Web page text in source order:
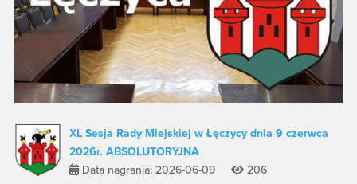
XL Sesja Rady Miejskiej w Łęczycy dnia 9 czerwca
2026r. ABSOLUTORYJNA
Data nagrania: 2026-06-09
206